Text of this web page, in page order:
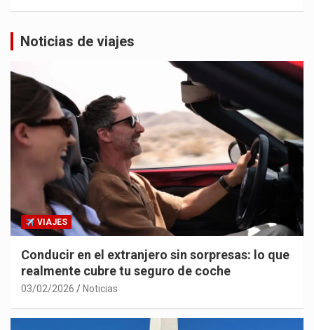
Noticias de viajes
VIAJES
Conducir en el extranjero sin sorpresas: lo que
realmente cubre tu seguro de coche
03/02/2026 Noticias